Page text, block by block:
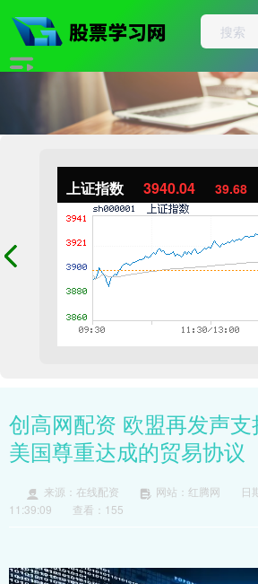
上证指数 3940.04 39.68
创高网配资 欧盟再发声
美国尊重达成的贸易协议
来源：在线配资 网站：红腾网
日
11:39:09
查看：155